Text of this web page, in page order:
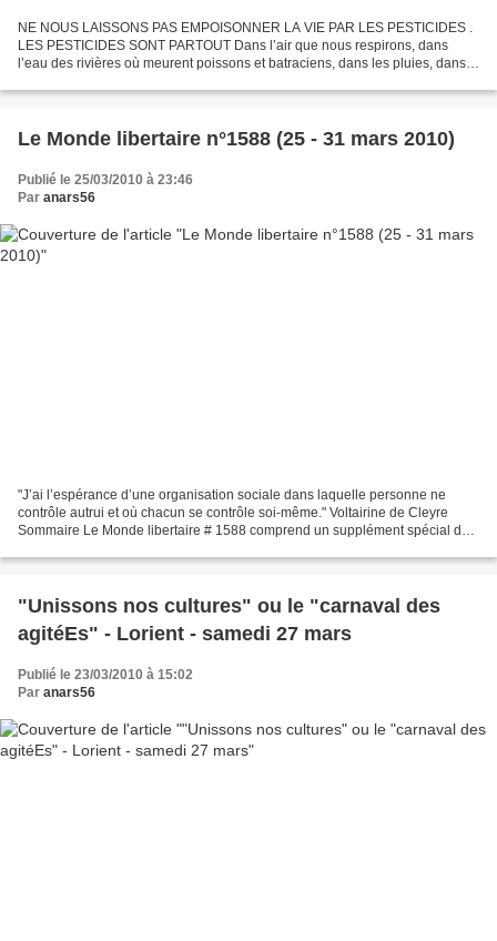
NE NOUS LAISSONS PAS EMPOISONNER LA VIE PAR LES PESTICIDES .
LES PESTICIDES SONT PARTOUT Dans l’air que nous respirons, dans
l’eau des rivières où meurent poissons et batraciens, dans les pluies, dans
Le Monde libertaire n°1588 (25 - 31 mars 2010)
Publié le 25/03/2010 à 23:46
Par anars56
"J’ai l’espérance d’une organisation sociale dans laquelle personne ne
contrôle autrui et où chacun se contrôle soi-même." Voltairine de Cleyre
Sommaire Le Monde libertaire # 1588 comprend un supplément spécial de
"Unissons nos cultures" ou le "carnaval des
agitéEs" - Lorient - samedi 27 mars
Publié le 23/03/2010 à 15:02
Par anars56